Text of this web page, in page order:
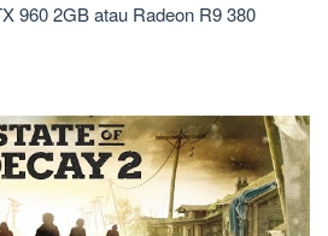
960 2GB atau Radeon R9 380